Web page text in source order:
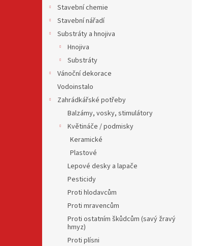
Stavební chemie
Stavební nářadí
Substráty a hnojiva
Hnojiva
Substráty
Vánoční dekorace
Vodoinstalo
Zahrádkářské potřeby
Balzámy, vosky, stimulátory
Květináče / podmisky
Keramické
Plastové
Lepové desky a lapače
Pesticidy
Proti hlodavcům
Proti mravencům
Proti ostatním škůdcům (savý žravý
hmyz)
Proti plísni